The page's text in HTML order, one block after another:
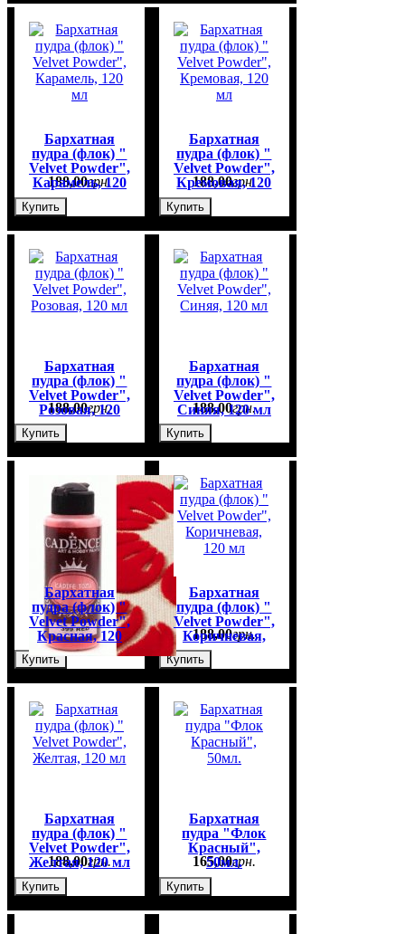
Бархатная
пудра (флок) "
Velvet Powder",
Карамель, 120
188,00грн.
Купить
Бархатная
пудра (флок) "
Velvet Powder",
Кремовая, 120
188,00грн.
Купить
Бархатная
пудра (флок) "
Velvet Powder",
Розовая, 120
188,00грн.
Купить
Бархатная
пудра (флок) "
Velvet Powder",
Синяя, 120 мл
188,00грн.
Купить
Бархатная
пудра (флок) "
Velvet Powder",
Красная, 120
мл
188,00грн.
Купить
Бархатная
пудра (флок) "
Velvet Powder",
Коричневая,
120 мл
188,00грн.
Купить
Бархатная
пудра (флок) "
Velvet Powder",
Желтая, 120 мл
188,00грн.
Купить
Бархатная
пудра "Флок
Красный",
50мл.
165,00грн.
Купить